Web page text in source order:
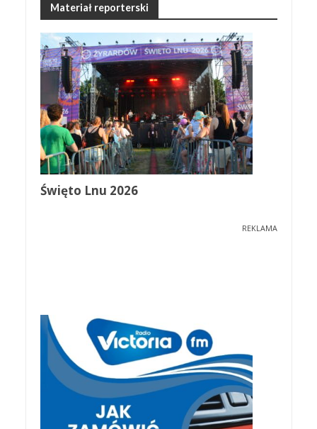
Materiał reporterski
Święto Lnu 2026
REKLAMA